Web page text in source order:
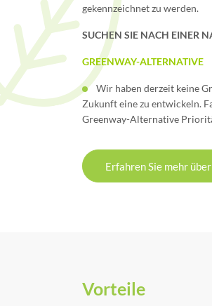
gekennzeichnet zu werden.
SUCHEN SIE NACH EINER
GREENWAY-ALTERNATIVE
Wir haben derzeit keine
Zukunft eine zu entwickeln.
Greenway-Alternative
Erfahren Sie mehr
Vorteile